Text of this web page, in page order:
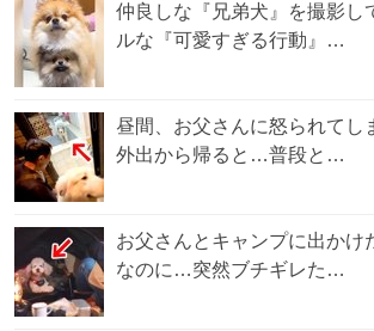
仲良しな『兄弟犬』を撮影
ルな『可愛すぎる行動』…
昼間、お父さんに怒られて
外出から帰ると…普段と…
お父さんとキャンプに出か
なのに…突然ブチギレた…